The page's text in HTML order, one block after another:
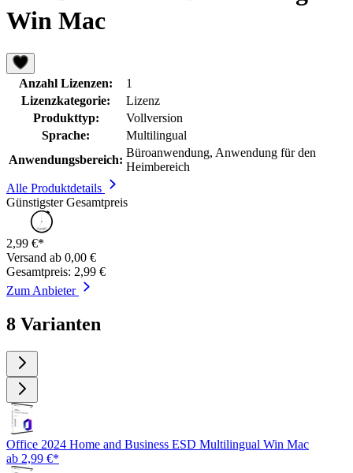
Win Mac
Anzahl Lizenzen:
1
Lizenzkategorie:
Lizenz
Produkttyp:
Vollversion
Sprache:
Multilingual
Anwendungsbereich:
Büroanwendung, Anwendung für den
Heimbereich
Alle Produktdetails
Günstigster Gesamtpreis
2,99 €*
Versand ab 0,00 €
Gesamtpreis: 2,99 €
Zum Anbieter
8 Varianten
Office 2024 Home and Business ESD Multilingual Win Mac
ab 2,99 €*